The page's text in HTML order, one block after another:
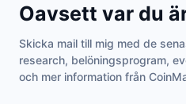
Oavsett var du
Skicka mail till mig med de
research, belöningsprogram,
och mer information från